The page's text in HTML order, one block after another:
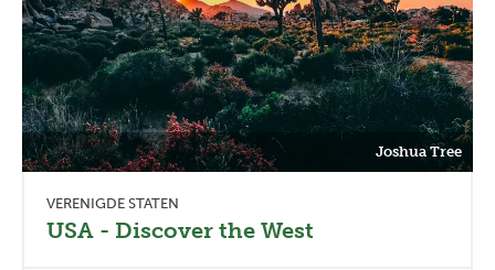
Joshua Tree
VERENIGDE STATEN
USA - Discover the West